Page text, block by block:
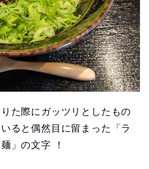
た際にガッツリとしたもの
ると偶然目に留まった「ラ
」の文字 ！